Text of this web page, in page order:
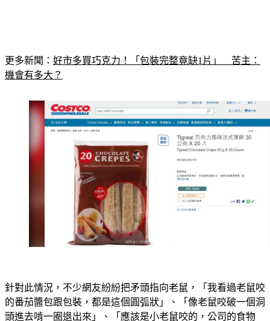
更多新聞： 好市多買巧克力！「包裝完整竟缺1片」　苦主：
機會有多大？
針對此情況，不少網友紛紛把矛頭指向老鼠，「我看過老鼠咬
的番茄醬包跟包裝，都是這個圓弧狀」、「像老鼠咬破一個洞
頭進去啃一圈退出來」、「應該是小老鼠咬的，公司的食物